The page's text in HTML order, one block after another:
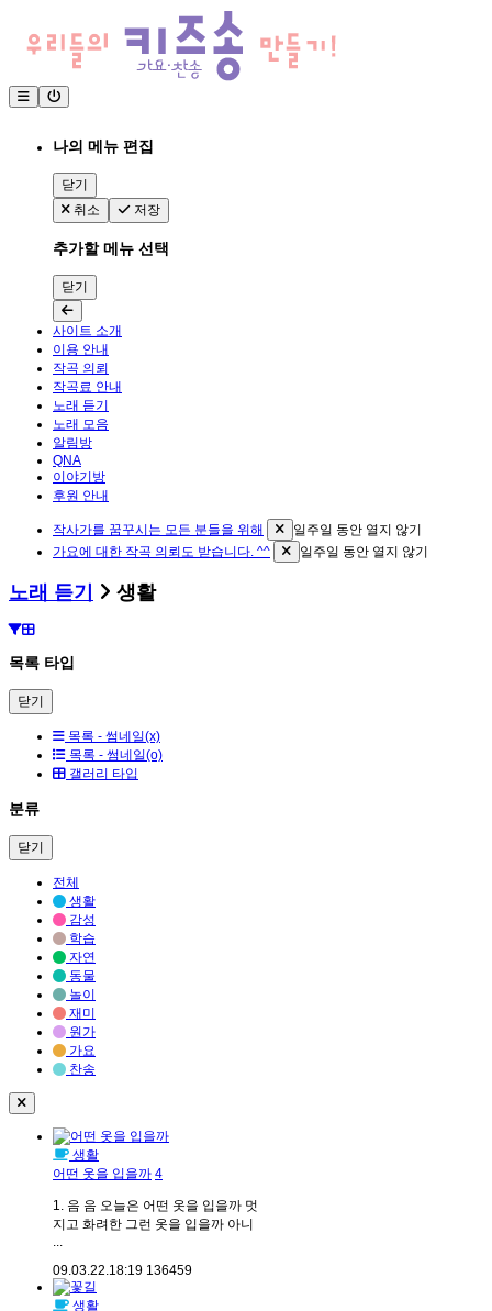
나의 메뉴 편집
닫기
취소
저장
추가할 메뉴 선택
닫기
사이트 소개
이용 안내
작곡 의뢰
작곡료 안내
노래 듣기
노래 모음
알림방
QNA
이야기방
후원 안내
작사가를 꿈꾸시는 모든 분들을 위해
일주일 동안 열지 않기
가요에 대한 작곡 의뢰도 받습니다. ^^
일주일 동안 열지 않기
노래 듣기 생활
목록 타입
닫기
목록 - 썸네일(x)
목록 - 썸네일(o)
갤러리 타입
분류
닫기
전체
생활
감성
학습
자연
동물
놀이
재미
원가
가요
찬송
생활
어떤 옷을 입을까 4
1. 음 음 오늘은 어떤 옷을 입을까 멋
지고 화려한 그런 옷을 입을까 아니
...
09.03.22.18:19 136459
생활